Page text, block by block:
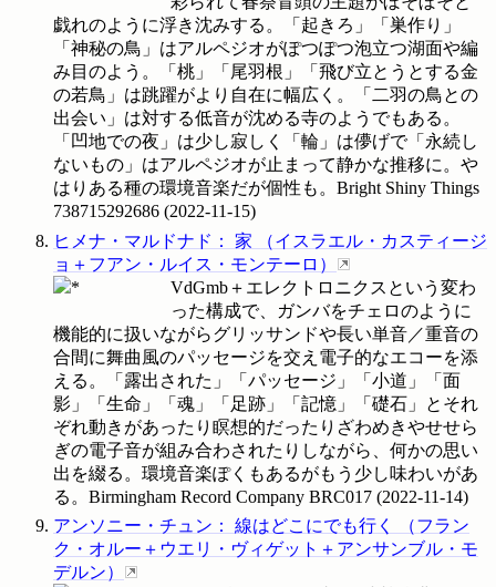
戯れのように浮き沈みする。「起きろ」「巣作り」
「神秘の鳥」はアルペジオがぽつぽつ泡立つ湖面や編
み目のよう。「桃」「尾羽根」「飛び立とうとする金
の若鳥」は跳躍がより自在に幅広く。「二羽の鳥との
出会い」は対する低音が沈める寺のようでもある。
「凹地での夜」は少し寂しく「輪」は儚げで「永続し
ないもの」はアルペジオが止まって静かな推移に。や
はりある種の環境音楽だが個性も。Bright Shiny Things
738715292686 (2022-11-15)
ヒメナ・マルドナド ： 家 （イスラエル・カスティージ
ョ＋フアン・ルイス・モンテーロ ）
VdGmb＋エレクトロニクスという変わ
った構成で、ガンバをチェロのように
機能的に扱いながらグリッサンドや長い単音／重音の
合間に舞曲風のパッセージを交え電子的なエコーを添
える。「露出された」「パッセージ」「小道」「面
影」「生命」「魂」「足跡」「記憶」「礎石」とそれ
ぞれ動きがあったり瞑想的だったりざわめきやせせら
ぎの電子音が組み合わされたりしながら、何かの思い
出を綴る。環境音楽ぽくもあるがもう少し味わいがあ
る。Birmingham Record Company BRC017 (2022-11-14)
アンソニー・チュン ： 線はどこにでも行く （フラン
ク・オルー＋ウエリ・ヴィゲット＋アンサンブル・モ
デルン）